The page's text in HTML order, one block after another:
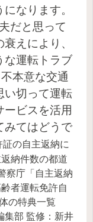
なります。
だと思って
えにより、
な運転トラブ
不本意な交通
い切って運転
ービスを活用
みてはどうで
の自主返納に
納件数の都道
察庁「自主返納
者運転免許自
の特典一覧
集部 監修：新井